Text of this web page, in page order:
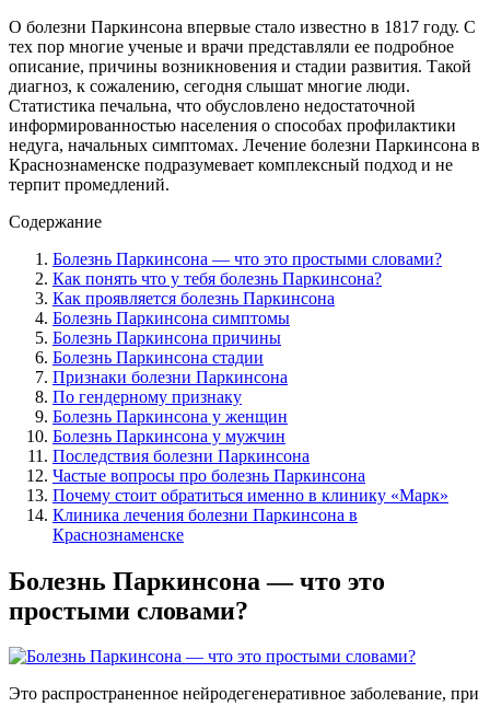
О болезни Паркинсона впервые стало известно в 1817 году. С
тех пор многие ученые и врачи представляли ее подробное
описание, причины возникновения и стадии развития. Такой
диагноз, к сожалению, сегодня слышат многие люди.
Статистика печальна, что обусловлено недостаточной
информированностью населения о способах профилактики
недуга, начальных симптомах. Лечение болезни Паркинсона в
Краснознаменске подразумевает комплексный подход и не
терпит промедлений.
Содержание
Болезнь Паркинсона — что это простыми словами?
Как понять что у тебя болезнь Паркинсона?
Как проявляется болезнь Паркинсона
Болезнь Паркинсона симптомы
Болезнь Паркинсона причины
Болезнь Паркинсона стадии
Признаки болезни Паркинсона
По гендерному признаку
Болезнь Паркинсона у женщин
Болезнь Паркинсона у мужчин
Последствия болезни Паркинсона
Частые вопросы про болезнь Паркинсона
Почему стоит обратиться именно в клинику «Марк»
Клиника лечения болезни Паркинсона в
Краснознаменске
Болезнь Паркинсона — что это
простыми словами?
Это распространенное нейродегенеративное заболевание, при